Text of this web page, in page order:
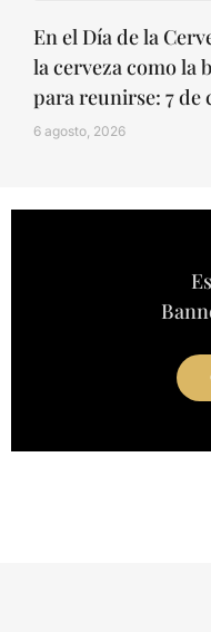
En el Día de la
la cerveza como la
para reunirse: 7 de
6 agosto, 2026